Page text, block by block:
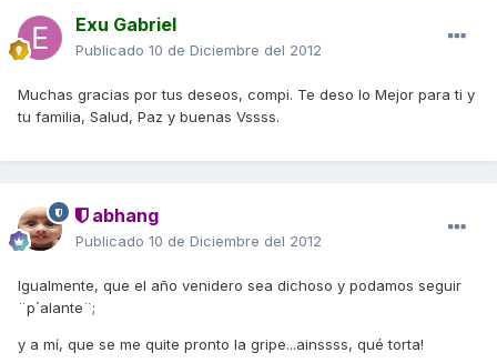
Exu Gabriel
Publicado 10 de Diciembre del 2012
Muchas gracias por tus deseos, compi. Te deso lo Mejor para ti y
tu familia, Salud, Paz y buenas Vssss.
abhang
Publicado 10 de Diciembre del 2012
Igualmente, que el año venidero sea dichoso y podamos seguir
¨p´alante¨;
y a mí, que se me quite pronto la gripe...ainssss, qué torta!